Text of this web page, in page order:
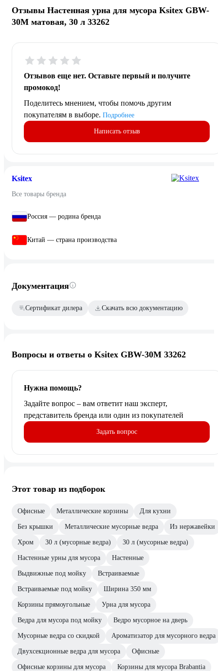
Отзывы Настенная урна для мусора Ksitex GBW-
30М матовая, 30 л 33262
Отзывов еще нет. Оставьте первый и получите
промокод!
Поделитесь мнением, чтобы помочь другим
покупателям в выборе. Подробнее
Написать отзыв
Ksitex
Все товары бренда
Россия — родина бренда
Китай — страна производства
Документация
Сертификат дилера Скачать всю документацию
Вопросы и ответы о Ksitex GBW-30М 33262
Нужна помощь?
Задайте вопрос – вам ответит наш эксперт,
представитель бренда или один из покупателей
Задать вопрос
Этот товар из подборок
Офисные Металлические корзины Для кухни
Без крышки Металлические мусорные ведра Из нержавейки
Хром 30 л (мусорные ведра) 30 л (мусорные ведра)
Настенные урны для мусора Настенные
Выдвижные под мойку Встраиваемые
Встраиваемые под мойку Ширина 350 мм
Корзины прямоугольные Урна для мусора
Ведра для мусора под мойку Ведро мусорное на дверь
Мусорные ведра со скидкой Ароматизатор для мусорного ведра
Двухсекционные ведра для мусора Офисные
Офисные корзины для мусора Корзины для мусора Brabantia